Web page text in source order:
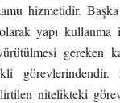
hizmetidir. Başka
yapı kullanma
gereken
görevlerindendir.
nitelikteki